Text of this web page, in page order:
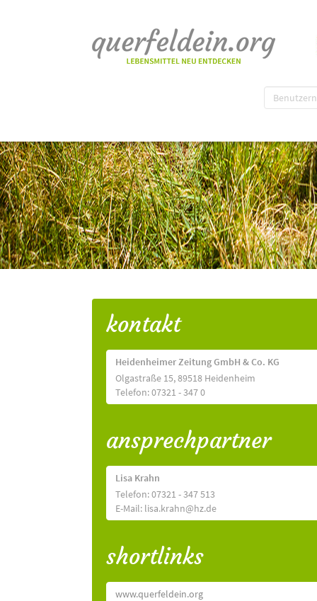
kontakt
Heidenheimer Zeitung GmbH & Co. KG
Olgastraße 15, 89518 Heidenheim
Telefon: 07321 - 347 0
ansprechpartner
Lisa Krahn
Telefon: 07321 - 347 513
E-Mail: lisa.krahn@hz.de
shortlinks
www.querfeldein.org